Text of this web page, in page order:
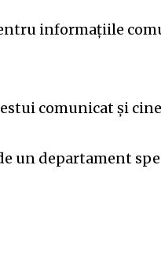
informațiile
comunicat și
un departament